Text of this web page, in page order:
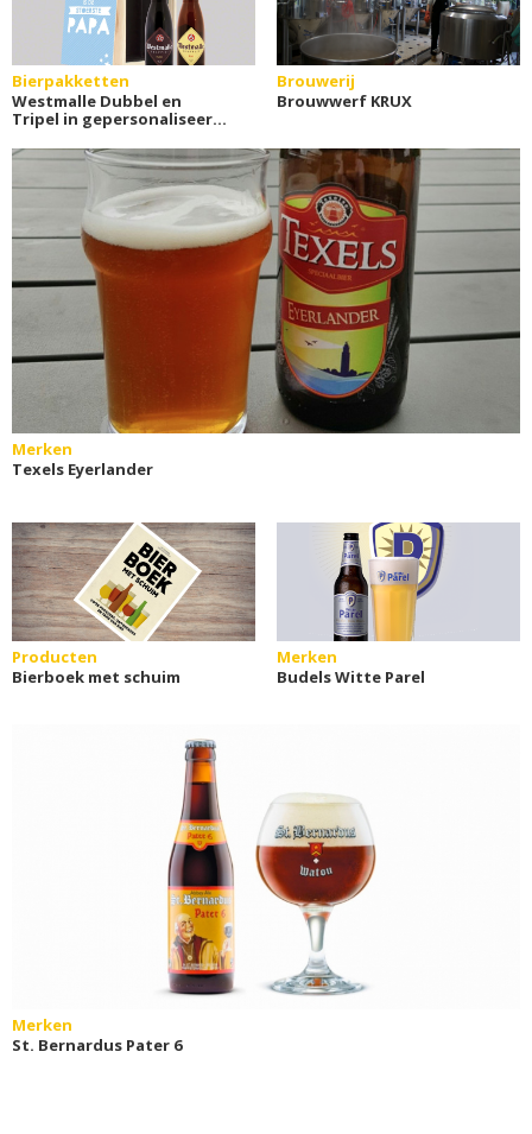
Bierpakketten
Westmalle Dubbel en
Tripel in gepersonaliseerd
Brouwerij
Brouwwerf KRUX
Merken
Texels Eyerlander
Producten
Bierboek met schuim
Merken
Budels Witte Parel
Merken
St. Bernardus Pater 6